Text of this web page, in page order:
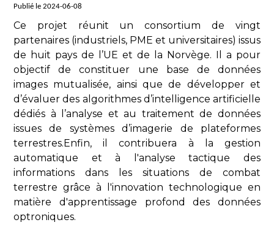
Publié le 2024-06-08
Ce projet réunit un consortium de vingt
partenaires (industriels, PME et universitaires) issus
de huit pays de l’UE et de la Norvège. Il a pour
objectif de constituer une base de données
images mutualisée, ainsi que de développer et
d’évaluer des algorithmes d’intelligence artificielle
dédiés à l’analyse et au traitement de données
issues de systèmes d’imagerie de plateformes
terrestres.Enfin, il contribuera à la gestion
automatique et à l'analyse tactique des
informations dans les situations de combat
terrestre grâce à l'innovation technologique en
matière d'apprentissage profond des données
optroniques.